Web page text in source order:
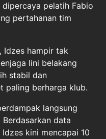
pelatih Fabio
pertahanan tim
Idzes hampir tak
lini belakang
stabil dan
paling berharga klub.
langsung
data
kini mencapai 10